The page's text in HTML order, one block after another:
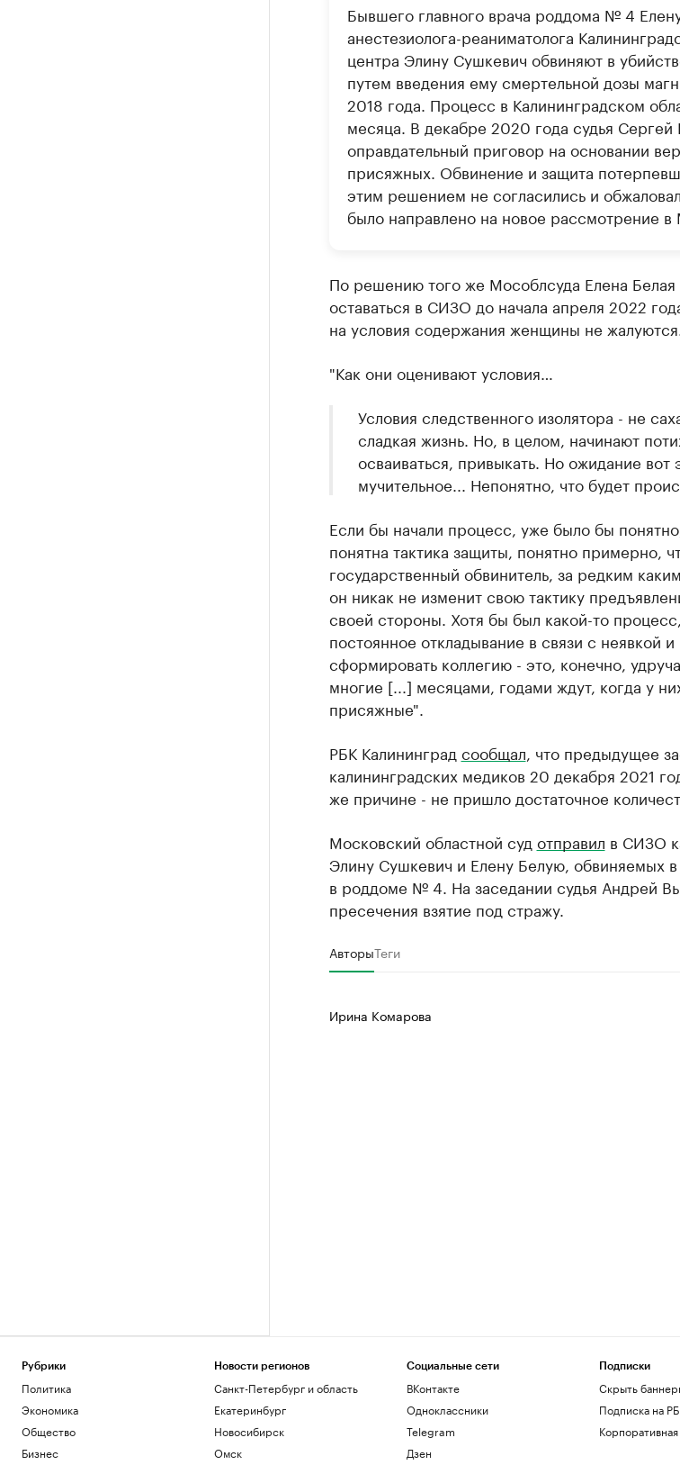
Бывшего главного врача роддома № 4
анестезиолога-реаниматолога
центра Элину Сушкевич обвиняют в
путем введения ему смертельной дозы
2018 года. Процесс в Калининградском
месяца. В декабре 2020 года судья Сергей
оправдательный приговор на основании
присяжных. Обвинение и защита
этим решением не согласились и
было направлено на новое рассмотрение в
По решению того же Мособлсуда Елена
оставаться в СИЗО до начала апреля 2022
на условия содержания женщины не жалуются.
"Как они оценивают условия…
Условия следственного изолятора - не
сладкая жизнь. Но, в целом, начинают
осваиваться, привыкать. Но ожидание вот
мучительное... Непонятно, что будет
Если бы начали процесс, уже было бы
понятна тактика защиты, понятно примерно,
государственный обвинитель, за редким
он никак не изменит свою тактику
своей стороны. Хотя бы был какой-то
постоянное откладывание в связи с неявкой
сформировать коллегию - это, конечно,
многие [...] месяцами, годами ждут, когда у
присяжные".
РБК Калининград сообщал , что предыдущее
калининградских медиков 20 декабря 2021
же причине - не пришло достаточное
Московский областной суд отправил в СИЗО
Элину Сушкевич и Елену Белую, обвиняемых
в роддоме № 4. На заседании судья Андрей
пресечения взятие под стражу.
АвторыТеги
Ирина Комарова
Рубрики
Политика
Экономика
Общество
Бизнес
Новости регионов
Санкт-Петербург и область
Екатеринбург
Новосибирск
Омск
Социальные сети
ВКонтакте
Одноклассники
Telegram
Дзен
Подписки
Скрыть
Подписка на